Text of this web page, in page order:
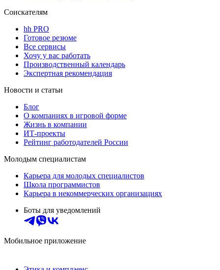
Соискателям
hh PRO
Готовое резюме
Все сервисы
Хочу у вас работать
Производственный календарь
Экспертная рекомендация
Новости и статьи
Блог
О компаниях в игровой форме
Жизнь в компании
ИТ-проекты
Рейтинг работодателей России
Молодым специалистам
Карьера для молодых специалистов
Школа программистов
Карьера в некоммерческих организациях
Боты для уведомлений
Мобильное приложение